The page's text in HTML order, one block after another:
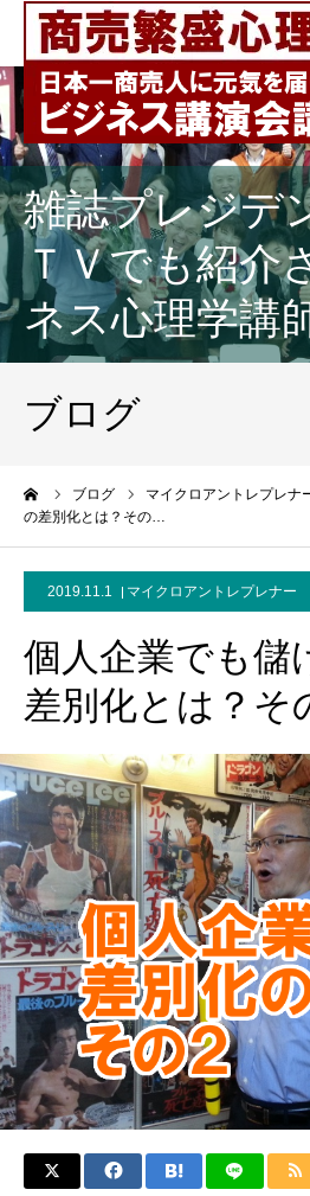
雑誌プレジデ
ＴＶでも紹介
ネス心理学講
ブログ
ブログ マイクロアントレプレナ
の差別化とは？その…
2019.11.1 マイクロアントレプレナー
個人企業でも儲
差別化とは？そ